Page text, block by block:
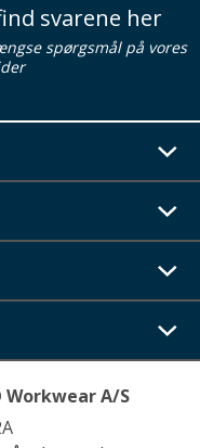
svarene her
spørgsmål på vores
A/S